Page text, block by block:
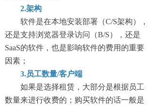
2.架构
软件是在本地安装部署（C/S架构），
还是支持浏览器登录访问（B/S），还是
SaaS的软件，也是影响软件的费用的重要
因素；
3.员工数量/客户端
如果是选择租赁，大部分是根据员工
数量来进行收费的；购买软件的话一般是